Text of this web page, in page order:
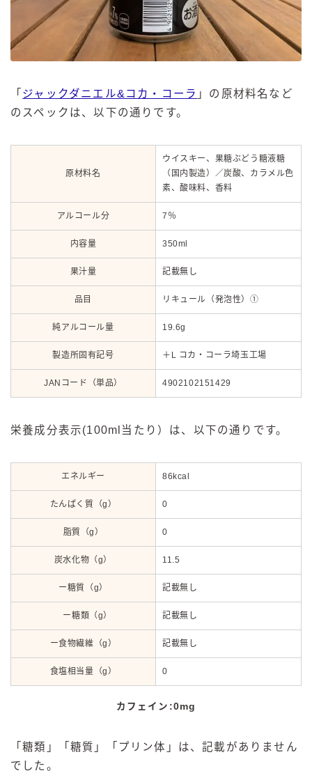
「 ジャックダニエル&コカ・コーラ 」の原材料名など
のスペックは、以下の通りです。
原材料名
ウイスキー、果糖ぶどう糖液糖
（国内製造）／炭酸、カラメル色
素、酸味料、香料
アルコール分 7％
内容量 350ml
果汁量 記載無し
品目 リキュール（発泡性）①
純アルコール量 19.6g
製造所固有記号 ＋L コカ・コーラ埼玉工場
JANコード（単品） 4902102151429
栄養成分表示(100ml当たり）は、以下の通りです。
エネルギー 86kcal
たんぱく質（g） 0
脂質（g） 0
炭水化物（g） 11.5
ー糖質（g） 記載無し
ー糖類（g） 記載無し
ー食物繊維（g） 記載無し
食塩相当量（g） 0
カフェイン:0mg
「糖類」「糖質」「プリン体」は、記載がありません
でした。